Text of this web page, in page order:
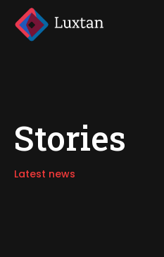
Stories
Latest news